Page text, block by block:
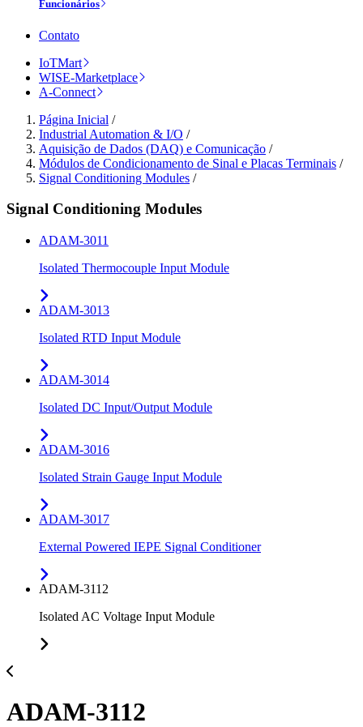
Funcionários
Contato
IoTMart
WISE-Marketplace
A-Connect
Página Inicial /
Industrial Automation & I/O /
Aquisição de Dados (DAQ) e Comunicação /
Módulos de Condicionamento de Sinal e Placas Terminais /
Signal Conditioning Modules /
Signal Conditioning Modules
ADAM-3011
Isolated Thermocouple Input Module
ADAM-3013
Isolated RTD Input Module
ADAM-3014
Isolated DC Input/Output Module
ADAM-3016
Isolated Strain Gauge Input Module
ADAM-3017
External Powered IEPE Signal Conditioner
ADAM-3112
Isolated AC Voltage Input Module
ADAM-3112